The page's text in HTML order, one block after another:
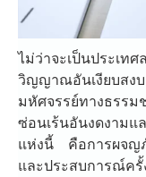
ไม่ว่าจะเป็นประเท
วิญญาณอันเงียบสง
มหัศจรรย์ทางธรร
ซ่อนเร้นอันงดงามแ
แห่งนี้ คือการผจญ
และประสบการณ์ค